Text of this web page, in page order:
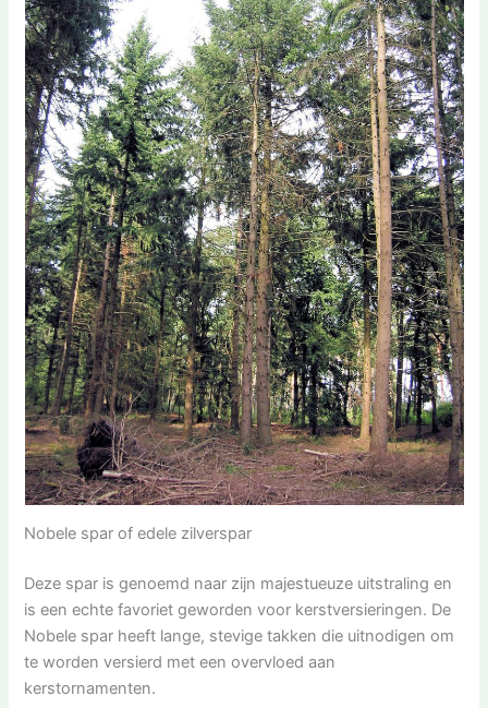
Nobele spar of edele zilverspar
Deze spar is genoemd naar zijn majestueuze uitstraling en
is een echte favoriet geworden voor kerstversieringen. De
Nobele spar heeft lange, stevige takken die uitnodigen om
te worden versierd met een overvloed aan
kerstornamenten.